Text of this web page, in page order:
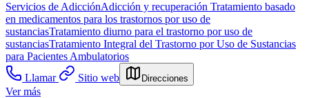
Servicios de AdicciónAdicción y recuperación Tratamiento basado
en medicamentos para los trastornos por uso de
sustanciasTratamiento diurno para el trastorno por uso de
sustanciasTratamiento Integral del Trastorno por Uso de Sustancias
para Pacientes Ambulatorios
Llamar
Sitio web Direcciones
Ver más